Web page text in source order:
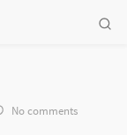
No comments